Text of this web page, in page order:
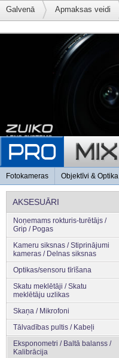
Galvenā Apmaksas veidi
Fotokameras Objektīvi & Optika
AKSESUĀRI
Noņemams rokturis-turētājs /
Grip / Pogas
Kameru siksnas / Stiprinājumi
kameras / Delnas siksnas
Optikas/sensoru tīrīšana
Skatu meklētāji / Skatu
meklētāju uzlikas
Skaņa / Mikrofoni
Tālvadības pultis / Kabeļi
Eksponometri / Baltā balanss /
Kalibrācija